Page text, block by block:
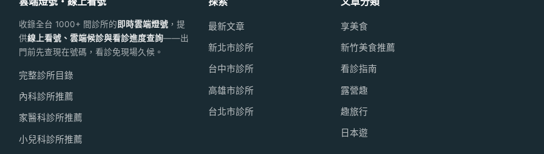
收錄全台 1000+ 間診所的 即時雲端燈號，提
供線上看號、雲端候診與看診進度查詢——出
門前先查現在號碼，看診免現場久候。
完整診所目錄
內科診所推薦
家醫科診所推薦
小兒科診所推薦
最新文章
新北市診所
台中市診所
高雄市診所
台北市診所
享美食
新竹美食推薦
看診指南
露營趣
趣旅行
日本遊